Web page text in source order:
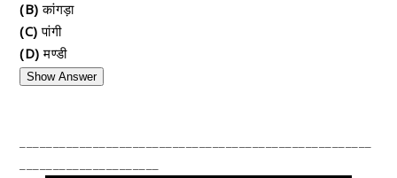
(B) कांगड़ा
(C) पांगी
(D) मण्डी
Show Answer